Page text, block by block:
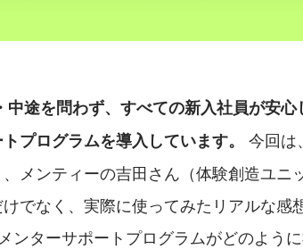
中途を問わず、すべての新入社員が安
プログラムを導入しています。
今回は
メンティーの吉田さん（体験創造ユニ
でなく、実際に使ってみたリアルな感
ンターサポートプログラムがどのよう